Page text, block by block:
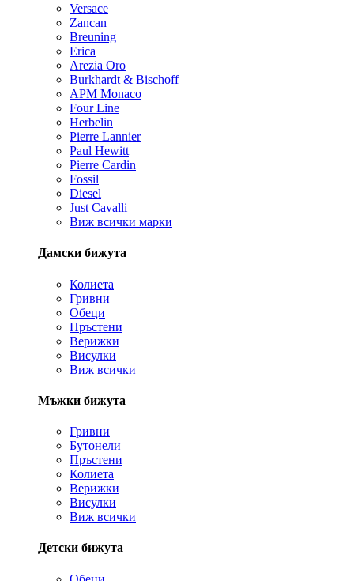
Versace
Zancan
Breuning
Erica
Arezia Oro
Burkhardt & Bischoff
APM Monaco
Four Line
Herbelin
Pierre Lannier
Paul Hewitt
Pierre Cardin
Fossil
Diesel
Just Cavalli
Виж всички марки
Дамски бижута
Колиета
Гривни
Обеци
Пръстени
Верижки
Висулки
Виж всички
Мъжки бижута
Гривни
Бутонели
Пръстени
Колиета
Верижки
Висулки
Виж всички
Детски бижута